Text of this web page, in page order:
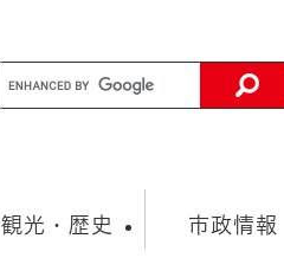
観光・歴史 市政情報